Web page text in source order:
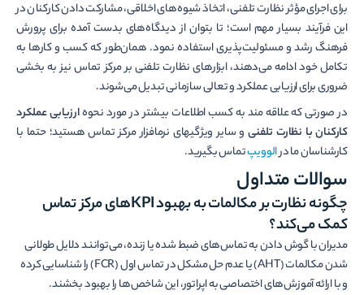
برای اجرای مؤثر نظارت تلفنی، اتخاذ شیوه‌های اخلاقی، مشارکت دادن کارکنان در
این فرآیند بسیار مهم است؛ تا بتوان از دیدگاه‌های بدست آمده برای پرورش
فرهنگ رشد و مسئولیت‌پذیری استفاده نمود. همان‌طور که کسب و کارها به
تکامل خود ادامه می‌دهند، ابزارهای نظارت تلفنی بر مرکز تماس نیز به بخشی
ضروری برای ارزیابی عملکرد و تعالی سازمانی تبدیل می‌شوند.
در صورتی که علاقه­ مند به کسب اطلاعات بیشتر در مورد نحوهارزیابی عملکرد
کارکنان با نظارت تلفنی و سایر ویژگی­های نرم­افزار مرکز تماس هستید؛ حتما با
کارشناسان ما درالوویپتماس بگیرید.
سوالات متداول
چگونه نظارت بر مکالمات به بهبودKPI
های مرکز تماس
کمک می‌کند؟
مدیران با گوش دادن به تماس‌های ضبط شده یا زنده، می‌توانند دلایل طولانی
شدن مکالمات (AHT) یا عدم حل مشکل در تماس اول (FCR) را شناسایی کرده
و با ارائه آموزش‌های اختصاصی به اپراتور، این شاخص‌ها را بهبود بخشند.